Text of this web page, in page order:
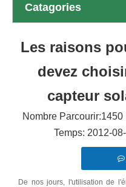
Catagories
Les raisons
devez
capteur
Nombre Parcourir:1450
Temps: 2012-
De nos jours, l'utilisation de